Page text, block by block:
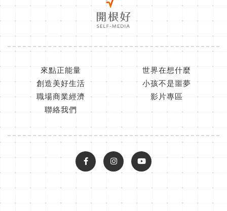
來點正能量
世界在想什麼
創造美好生活
小孩不是噩夢
職場商業經濟
影片專區
聯絡我們